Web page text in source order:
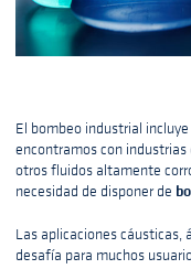
El bombeo industrial
encontramos con
otros fluidos altamente
necesidad de disponer de
Las aplicaciones cáusticas,
desafía para muchos